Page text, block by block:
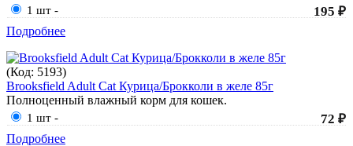
1 шт - 195 ₽
Подробнее
(Код: 5193)
Brooksfield Adult Cat Курица/Брокколи в желе 85г
Полноценный влажный корм для кошек.
1 шт - 72 ₽
Подробнее